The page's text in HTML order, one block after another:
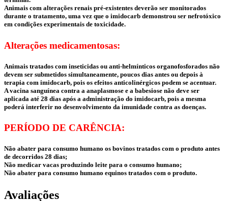
Animais com alterações renais pré-existentes deverão ser monitorados
durante o tratamento, uma vez que o imidocarb demonstrou ser nefrotóxico
em condições experimentais de toxicidade.
Alterações medicamentosas:
Animais tratados com inseticidas ou anti-helmínticos organofosforados não
devem ser submetidos simultaneamente, poucos dias antes ou depois à
terapia com imidocarb, pois os efeitos anticolinérgicos podem se acentuar.
A vacina sanguínea contra a anaplasmose e a babesiose não deve ser
aplicada até 28 dias após a administração do imidocarb, pois a mesma
poderá interferir no desenvolvimento da imunidade contra as doenças.
PERÍODO DE CARÊNCIA:
Não abater para consumo humano os bovinos tratados com o produto antes
de decorridos 28 dias;
Não medicar vacas produzindo leite para o consumo humano;
Não abater para consumo humano equinos tratados com o produto.
Avaliações